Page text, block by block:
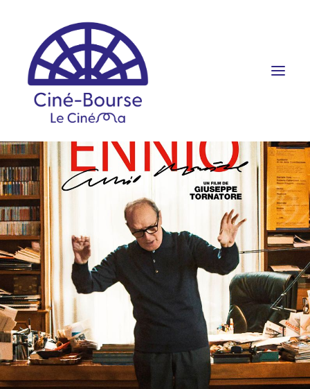
FILMS ET HORAIRES
ÉVÉNEMENTS
SCOLAIRES
PRATIQUE
RÉSERVATION
PROGRAMME